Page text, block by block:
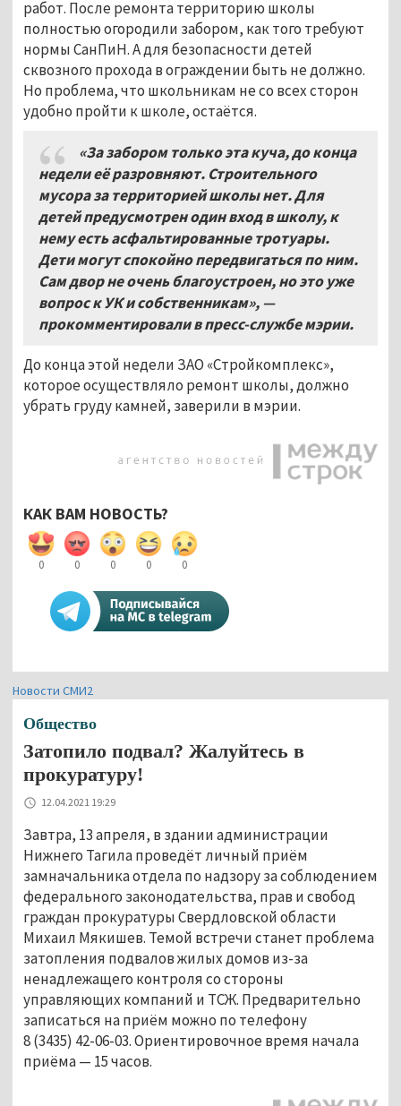
работ. После ремонта территорию школы
полностью огородили забором, как того требуют
нормы СанПиН. А для безопасности детей
сквозного прохода в ограждении быть не должно.
Но проблема, что школьникам не со всех сторон
удобно пройти к школе, остаётся.
«За забором только эта куча, до конца
недели её разровняют. Строительного
мусора за территорией школы нет. Для
детей предусмотрен один вход в школу, к
нему есть асфальтированные тротуары.
Дети могут спокойно передвигаться по ним.
Сам двор не очень благоустроен, но это уже
вопрос к УК и собственникам», —
прокомментировали в пресс-службе мэрии.
До конца этой недели ЗАО «Стройкомплекс»,
которое осуществляло ремонт школы, должно
убрать груду камней, заверили в мэрии.
КАК ВАМ НОВОСТЬ?
0 0 0 0 0
Новости СМИ2
Общество
Затопило подвал? Жалуйтесь в
прокуратуру!
12.04.2021 19:29
Завтра, 13 апреля, в здании администрации
Нижнего Тагила проведёт личный приём
замначальника отдела по надзору за соблюдением
федерального законодательства, прав и свобод
граждан прокуратуры Свердловской области
Михаил Мякишев. Темой встречи станет проблема
затопления подвалов жилых домов из-за
ненадлежащего контроля со стороны
управляющих компаний и ТСЖ. Предварительно
записаться на приём можно по телефону
8 (3435) 42-06-03. Ориентировочное время начала
приёма — 15 часов.